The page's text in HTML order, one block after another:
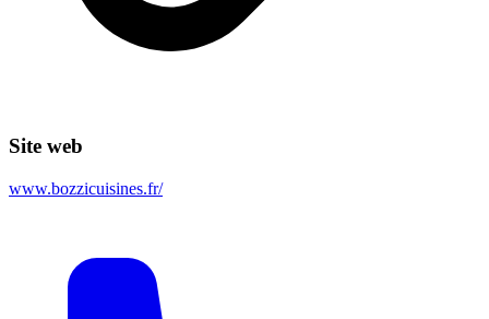
Site web
www.bozzicuisines.fr/